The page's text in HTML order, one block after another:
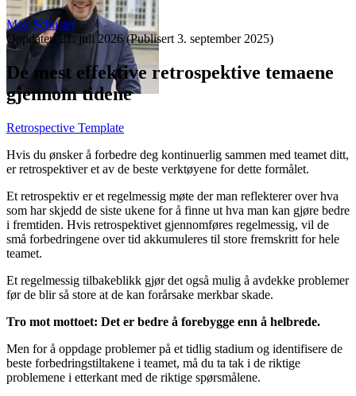
Max Schuster
Oppdatert 21. juli 2026(Publisert 3. september 2025)
De mest effektive retrospektive temaene
gjennom tidene
Retrospective Template
Hvis du ønsker å forbedre deg kontinuerlig sammen med teamet ditt,
er retrospektiver et av de beste verktøyene for dette formålet.
Et retrospektiv er et regelmessig møte der man reflekterer over hva
som har skjedd de siste ukene for å finne ut hva man kan gjøre bedre
i fremtiden. Hvis retrospektivet gjennomføres regelmessig, vil de
små forbedringene over tid akkumuleres til store fremskritt for hele
teamet.
Et regelmessig tilbakeblikk gjør det også mulig å avdekke problemer
før de blir så store at de kan forårsake merkbar skade.
Tro mot mottoet: Det er bedre å forebygge enn å helbrede.
Men for å oppdage problemer på et tidlig stadium og identifisere de
beste forbedringstiltakene i teamet, må du ta tak i de riktige
problemene i etterkant med de riktige spørsmålene.